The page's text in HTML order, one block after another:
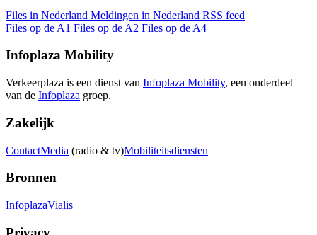
Files in Nederland Meldingen in Nederland RSS feed
Files op de A1 Files op de A2 Files op de A4
Infoplaza Mobility
Verkeerplaza is een dienst van Infoplaza Mobility, een onderdeel
van de Infoplaza groep.
Zakelijk
ContactMedia (radio & tv)Mobiliteitsdiensten
Bronnen
InfoplazaVialis